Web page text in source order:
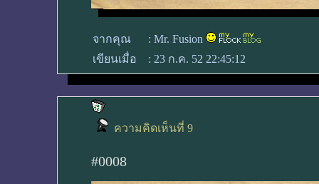
จากคุณ : Mr. Fusion
เขียนเมื่อ
: 23 ก.ค. 52 22:45:12
ความคิดเห็นที่ 9
#0008